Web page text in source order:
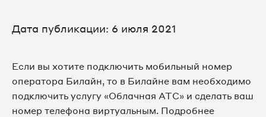
Дата публикации: 6 июля 2021
Если вы хотите подключить мобильный номер
оператора Билайн, то в Билайне вам необходимо
подключить услугу «Облачная АТС» и сделать ваш
номер телефона виртуальным. Подробнее